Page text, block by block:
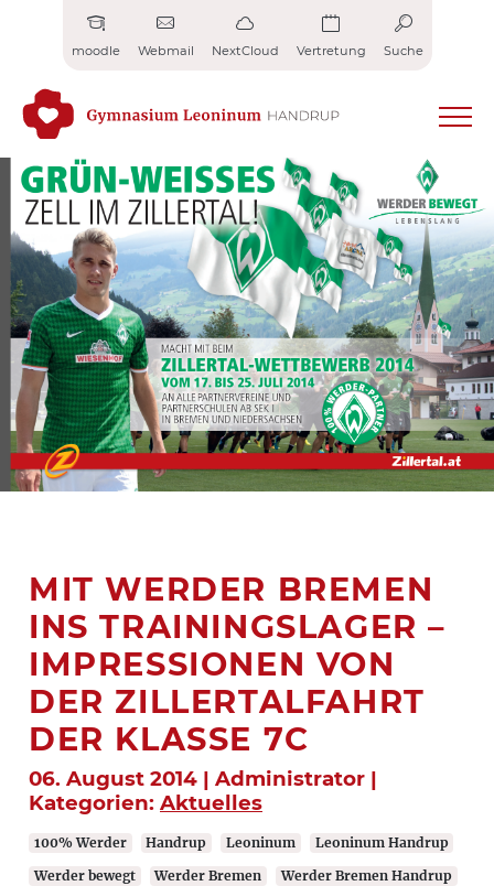
moodle Webmail NextCloud Vertretung Suche
MIT WERDER BREMEN
INS TRAININGSLAGER –
IMPRESSIONEN VON
DER ZILLERTALFAHRT
DER KLASSE 7C
06. August 2014 | Administrator |
Kategorien: Aktuelles
100% Werder Handrup Leoninum
Leoninum Handrup
Werder bewegt
Werder Bremen Werder Bremen Handrup